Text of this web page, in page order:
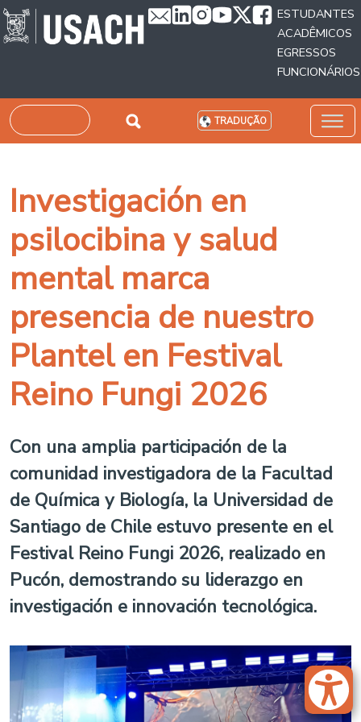
Passar para o conteúdo principal
ESTUDANTES
ACADÊMICOS
EGRESSOS
FUNCIONÁRIOS
Pesquisar TRADUÇÃO
Investigación en
psilocibina y salud
mental marca
presencia de nuestro
Plantel en Festival
Reino Fungi 2026
Con una amplia participación de la
comunidad investigadora de la Facultad
de Química y Biología, la Universidad de
Santiago de Chile estuvo presente en el
Festival Reino Fungi 2026, realizado en
Pucón, demostrando su liderazgo en
investigación e innovación tecnológica.